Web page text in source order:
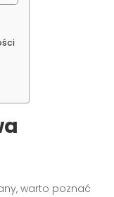
warto poznać